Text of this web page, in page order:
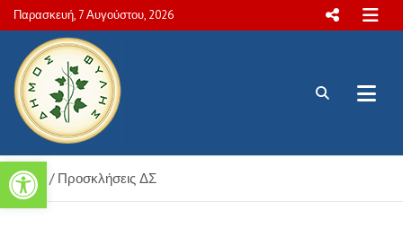
Ανοίξτε τη γραμμή εργαλείων
Skip
to
content
Παρασκευή, 7 Αυγούστου, 2026
Πολιτιστικές και Aθλητικές
δραστηριότητες Δήμου Φυλής
Home Προσκλήσεις ΔΣ